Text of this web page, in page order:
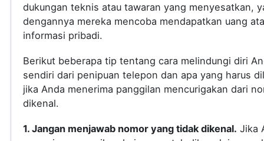
dukungan teknis atau tawaran yang menyesatkan,
dengannya mereka mencoba mendapatkan uang
informasi pribadi.
Berikut beberapa tip tentang cara melindungi diri
sendiri dari penipuan telepon dan apa yang harus
jika Anda menerima panggilan mencurigakan dari
dikenal.
1. Jangan menjawab nomor yang tidak dikenal. Jika